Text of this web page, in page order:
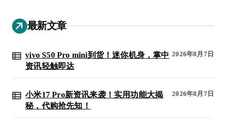
最新文章
vivo S50 Pro mini到货！迷你机身，掌中
资讯轻触即达
2026年8月7日
小米17 Pro新资讯来袭！实用功能大揭
秘，代购抢先知！
2026年8月7日